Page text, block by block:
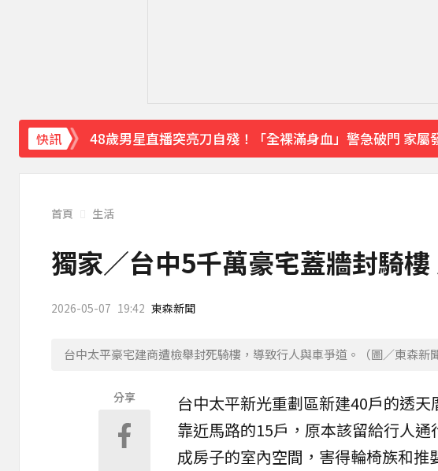
快訊
48歲男星直播突亮刀自殘！「全裸滿身血」警急破門 家屬
遭前夫割頸脅迫！「兇版李毓芬」陷養套殺慘賠2000萬 2
下載東森App，隨時掌握天下大小事！
新北割頸案近3年！受害少年姓名解禁公開 父心碎發聲
首頁 生活
獨家／台中5千萬豪宅蓋牆封騎
2026-05-07 19:42 東森新聞
台中太平豪宅建商遭檢舉封死騎樓，導致行人與車爭道。（圖／東森新聞
分享 台中太平新光重劃區新建40戶的透
靠近馬路的15戶，原本該留給行人通
成房子的室內空間，害得輪椅族和